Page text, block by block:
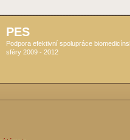
PES
Podpora efektivní spolupráce
sféry 2009 - 2012